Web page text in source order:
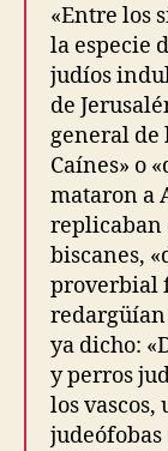
«Entre los
la especie
judíos
de
general de
Caínes» o
mataron a
replicaban
biscanes,
proverbial
ya dicho:
y perros
los vascos,
judeófobas